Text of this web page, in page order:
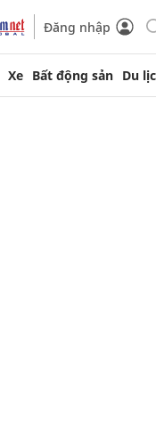
Đăng nhập
Xe Bất động sản Du